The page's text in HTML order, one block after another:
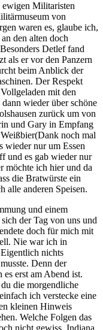
ewigen Militaristen
von
waren es, glaube ich,
den alten doch
Detlef fand
als er vor den Panzern
beim Anblick der
Der Respekt
mit den
wieder über schöne
zurück um von
und Gary in Empfang
noch mal
wieder nur um Essen
und es gab wieder nur
möchte ich hier und da
die Bratwürste ein
alle anderen Speisen.
und einem
der Tag von uns und
doch für mich mit
Nie war ich in
nichts
Denn der
erst am Abend ist.
die morgendliche
ich verstecke eine
kleinen Hinweis
Welche Folgen das
nicht gewiss. Indiana